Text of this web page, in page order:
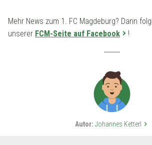
Mehr News zum 1. FC Magdeburg? Dann
unserer FCM-Seite auf Facebook !
Autor: Johannes Ketterl keyboard_arrow_right